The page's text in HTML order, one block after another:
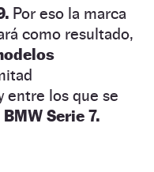
Por eso la marca
como resultado,
entre los que se
BMW Serie 7.